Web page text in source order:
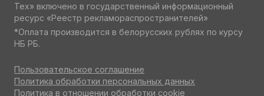
Тех» включено в государственный информационный
ресурс «Реестр рекламораспространителей»
*Оплата производится в белорусских рублях по курсу
НБ РБ.
Пользовательское соглашение
Политика обработки персональных данных
Политика в отношении обработки cookie